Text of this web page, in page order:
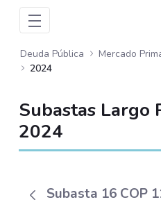
Deuda Pública Mercado
2024
Subastas Largo
2024
Subasta 16 COP